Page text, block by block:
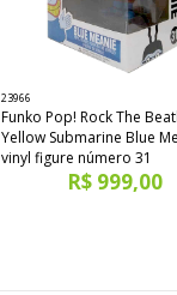
23966
Funko Pop! Rock The
Yellow Submarine Blue
vinyl figure número 31
R$ 999,00